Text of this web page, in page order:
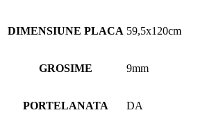
DIMENSIUNE PLACA 59,5x120cm
GROSIME 9mm
PORTELANATA DA